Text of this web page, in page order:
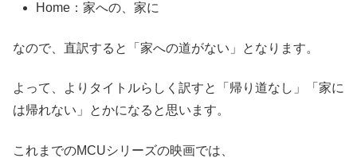
Home：家への、家に
なので、直訳すると「家への道がない」となります。
よって、よりタイトルらしく訳すと「帰り道なし」「家に
は帰れない」とかになると思います。
これまでのMCUシリーズの映画では、